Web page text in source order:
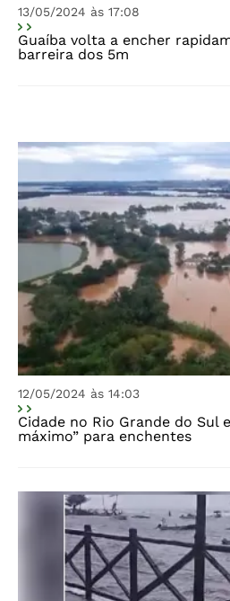
13/05/2024 às 17:08
Guaíba volta a encher
barreira dos 5m
12/05/2024 às 14:03
Cidade no Rio Grande do Sul
máximo” para enchentes